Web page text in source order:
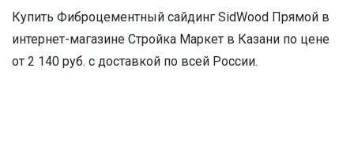
Купить Фиброцементный сайдинг SidWood Прямой в
интернет-магазине Стройка Маркет в Казани по цене
от 2 140 руб. с доставкой по всей России.